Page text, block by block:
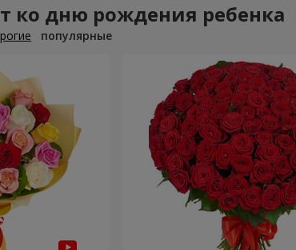
ко дню рождения ребенка
популярные